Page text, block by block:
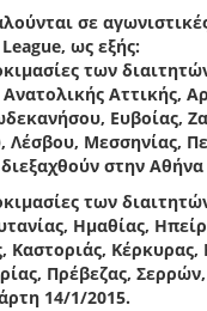
σε
ως εξής:
των
Αττικής,
Ευβοίας,
Λέσβου, Μεσσηνίας,
στην
των
Ημαθίας,
Καστοριάς, Κέρκυρας,
Πρέβεζας,
14/1/2015.